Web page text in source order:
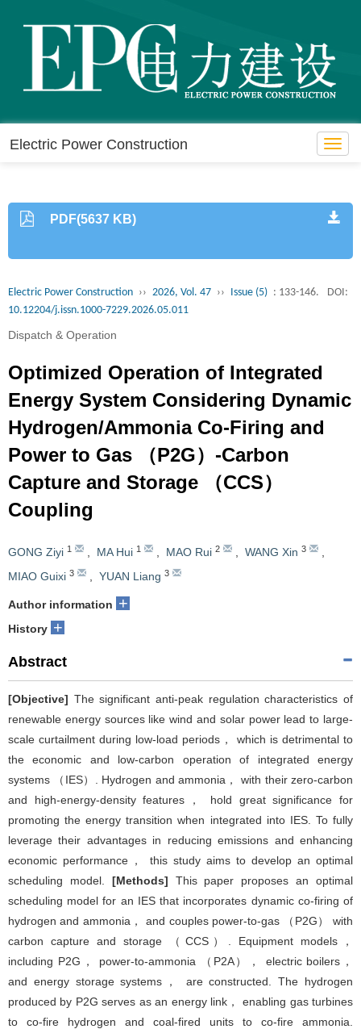
Electric Power Construction
PDF(5637 KB)
Electric Power Construction ›› 2026, Vol. 47 ›› Issue (5) : 133-146.
DOI:
10.12204/j.issn.1000-7229.2026.05.011
Dispatch & Operation
Optimized Operation of Integrated
Energy System Considering Dynamic
Hydrogen/Ammonia Co-Firing and
Power to Gas （P2G）-Carbon
Capture and Storage （CCS）
Coupling
GONG Ziyi 1 MA Hui 1 MAO Rui 2 WANG Xin 3
MIAO Guixi 3 YUAN Liang 3
Author information +
History +
Abstract
[Objective] The significant anti-peak regulation characteristics of
renewable energy sources like wind and solar power lead to large-
scale curtailment during low-load periods， which is detrimental to
the economic and low-carbon operation of integrated energy
systems （IES）. Hydrogen and ammonia， with their zero-carbon
and high-energy-density features， hold great significance for
promoting the energy transition when integrated into IES. To fully
leverage their advantages in reducing emissions and enhancing
economic performance， this study aims to develop an optimal
scheduling model. [Methods] This paper proposes an optimal
scheduling model for an IES that incorporates dynamic co-firing of
hydrogen and ammonia， and couples power-to-gas （P2G） with
carbon capture and storage （CCS）. Equipment models，
including P2G， power-to-ammonia （P2A）， electric boilers，
and energy storage systems， are constructed. The hydrogen
produced by P2G serves as an energy link， enabling gas turbines
to co-fire hydrogen and coal-fired units to co-fire ammonia.